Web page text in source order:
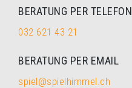
BERATUNG PER TELEFON
032 621 43 21
BERATUNG PER EMAIL
spiel@spielhimmel.ch